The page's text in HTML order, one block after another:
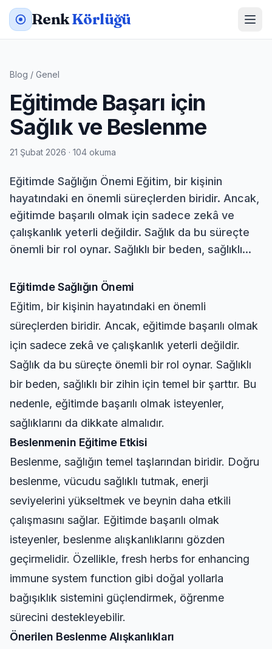
RenkKörlüğü
Blog / Genel
Eğitimde Başarı için
Sağlık ve Beslenme
21 Şubat 2026 · 104 okuma
Eğitimde Sağlığın Önemi Eğitim, bir kişinin
hayatındaki en önemli süreçlerden biridir. Ancak,
eğitimde başarılı olmak için sadece zekâ ve
çalışkanlık yeterli değildir. Sağlık da bu süreçte
önemli bir rol oynar. Sağlıklı bir beden, sağlıklı...
Eğitimde Sağlığın Önemi
Eğitim, bir kişinin hayatındaki en önemli
süreçlerden biridir. Ancak, eğitimde başarılı olmak
için sadece zekâ ve çalışkanlık yeterli değildir.
Sağlık da bu süreçte önemli bir rol oynar. Sağlıklı
bir beden, sağlıklı bir zihin için temel bir şarttır. Bu
nedenle, eğitimde başarılı olmak isteyenler,
sağlıklarını da dikkate almalıdır.
Beslenmenin Eğitime Etkisi
Beslenme, sağlığın temel taşlarından biridir. Doğru
beslenme, vücudu sağlıklı tutmak, enerji
seviyelerini yükseltmek ve beynin daha etkili
çalışmasını sağlar. Eğitimde başarılı olmak
isteyenler, beslenme alışkanlıklarını gözden
geçirmelidir. Özellikle, fresh herbs for enhancing
immune system function gibi doğal yollarla
bağışıklık sistemini güçlendirmek, öğrenme
sürecini destekleyebilir.
Önerilen Beslenme Alışkanlıkları